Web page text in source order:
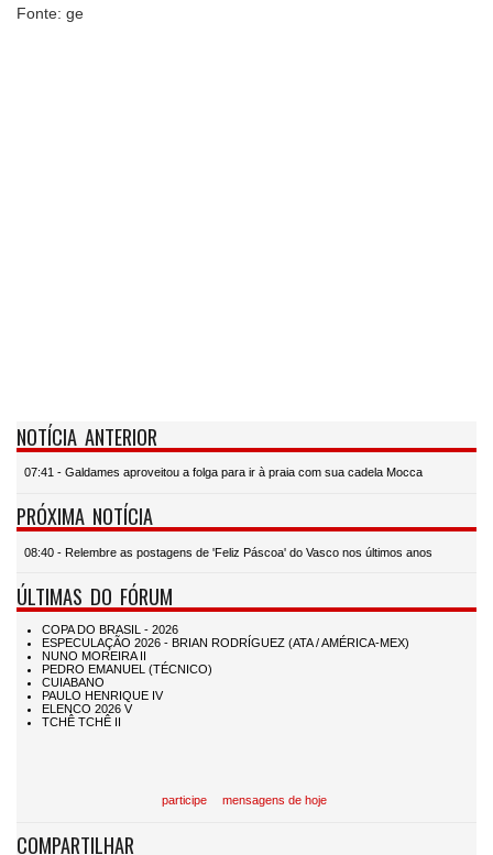
Fonte: ge
NOTÍCIA ANTERIOR
07:41 - Galdames aproveitou a folga para ir à praia com sua cadela Mocca
PRÓXIMA NOTÍCIA
08:40 - Relembre as postagens de 'Feliz Páscoa' do Vasco nos últimos anos
ÚLTIMAS DO FÓRUM
participe mensagens de hoje
COMPARTILHAR